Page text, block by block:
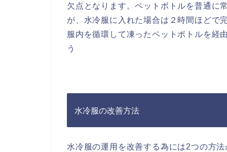
欠点となります。ペットボトルを普通に
が、水冷服に入れた場合は２時間ほどで
服内を循環して凍ったペットボトルを経
う
水冷服の改善方法
水冷服の運用を改善する為には2つの方